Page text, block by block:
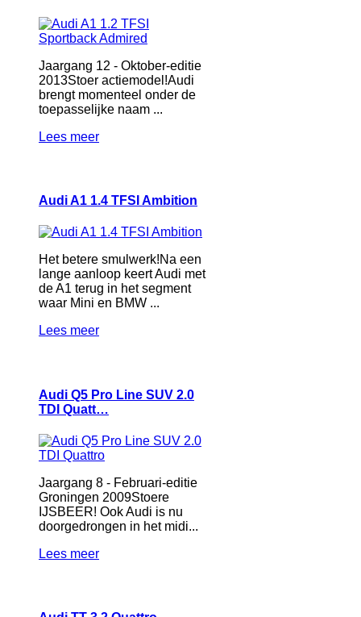
Jaargang 12 - Oktober-editie
2013Stoer actiemodel!Audi
brengt momenteel onder de
toepasselijke naam ...
Lees meer
Audi A1 1.4 TFSI Ambition
Het betere smulwerk!Na een
lange aanloop keert Audi met
de A1 terug in het segment
waar Mini en BMW ...
Lees meer
Audi Q5 Pro Line SUV 2.0
TDI Quatt…
Jaargang 8 - Februari-editie
Groningen 2009Stoere
IJSBEER! Ook Audi is nu
doorgedrongen in het midi...
Lees meer